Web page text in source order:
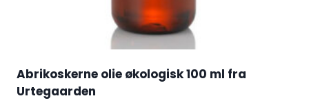
Abrikoskerne olie økologisk 100 ml fra
Urtegaarden